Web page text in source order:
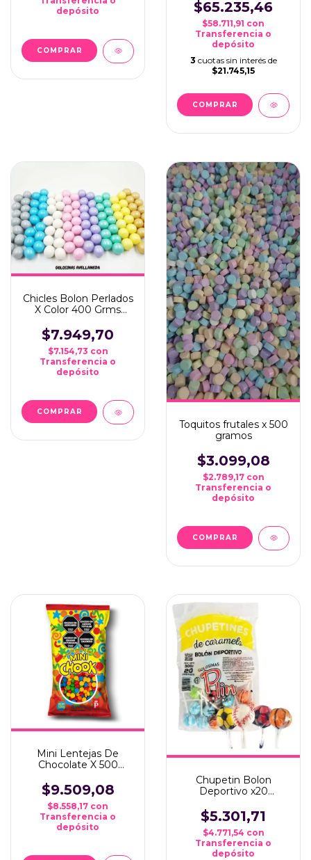
depósito
COMPRAR
$65.235,46
$58.711,91 con
Transferencia o
depósito
3 cuotas sin interés de
$21.745,15
Chicles Bolon Perlados
X Color 400 Grms
$7.949,70
$7.154,73 con
Transferencia o
depósito
COMPRAR
Toquitos frutales x 500
gramos
$3.099,08
$2.789,17 con
Transferencia o
depósito
COMPRAR
Mini Lentejas De
Chocolate X 500
Bar*
$9.509,08
$8.558,17 con
Transferencia o
depósito
Chupetin Bolon
Deportivo x20
$5.301,71
$4.771,54 con
Transferencia o
depósito